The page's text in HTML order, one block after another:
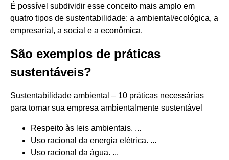
É possível subdividir esse conceito mais amplo em
quatro tipos de sustentabilidade: a ambiental/ecológica, a
empresarial, a social e a econômica.
São exemplos de práticas
sustentáveis?
Sustentabilidade ambiental – 10 práticas necessárias
para tornar sua empresa ambientalmente sustentável
Respeito às leis ambientais. ...
Uso racional da energia elétrica. ...
Uso racional da água. ...